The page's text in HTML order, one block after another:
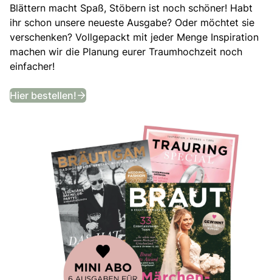
Blättern macht Spaß, Stöbern ist noch schöner! Habt
ihr schon unsere neueste Ausgabe? Oder möchtet sie
verschenken? Vollgepackt mit jeder Menge Inspiration
machen wir die Planung eurer Traumhochzeit noch
einfacher!
Hier bestellen! Bekommt ein Jahr lang das